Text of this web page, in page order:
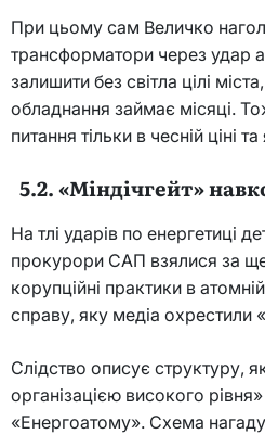
При цьому сам Величко
трансформатори через удар
залишити без світла цілі
обладнання займає місяці.
питання тільки в чесній ціні та
5.2. «Міндічгейт»
На тлі ударів по енергетиці
прокурори САП взялися за
корупційні практики в
справу, яку медіа охрестили
Слідство описує структуру,
організацією високого
«Енергоатому». Схема